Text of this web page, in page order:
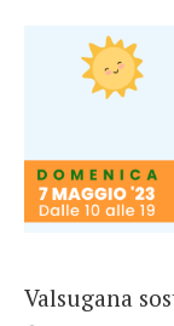
Italiano
German
Spanish
French
Valsugana